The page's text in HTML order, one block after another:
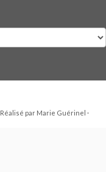
Réalisé par Marie Guérinel ·